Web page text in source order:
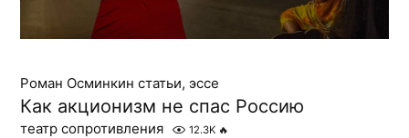
Роман Осминкин статьи, эссе
Как акционизм не спас Россию
театр сопротивления 12.3K 🔥